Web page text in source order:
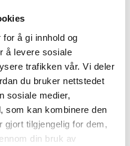
å gi innhold og
å levere sosiale
trafikken vår. Vi deler
du bruker nettstedet
sosiale medier,
som kan kombinere den
tilgjengelig for dem,
din bruk av
fra andre firma
og
forbedre
lagres